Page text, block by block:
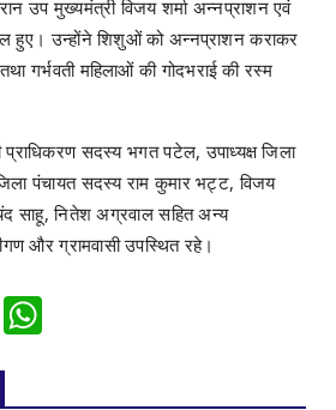
उप मुख्यमंत्री विजय शर्मा अन्नप्राशन एवं
हुए। उन्होंने शिशुओं को अन्नप्राशन कराकर
गर्भवती महिलाओं की गोदभराई की रस्म
प्राधिकरण सदस्य भगत पटेल, उपाध्यक्ष जिला
पंचायत सदस्य राम कुमार भट्ट, विजय
साहू, नितेश अग्रवाल सहित अन्य
और ग्रामवासी उपस्थित रहे।
Telegram